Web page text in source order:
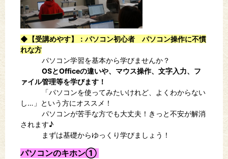
◆【受講めやす】
：パソコン初心者 パソコン操作に不慣
れな方
パソコン学習を基本から学びませんか？
OSとOfficeの違いや、マウス操作、文字入力、フ
ァイル管理等を学びます！
「パソコンを使ってみたいけれど、よくわからない
し…」という方にオススメ！
パソコンが苦手な方でも大丈夫！きっと不安が解消
されます♪
まずは基礎からゆっくり学びましょう！
パソコンのキホン①